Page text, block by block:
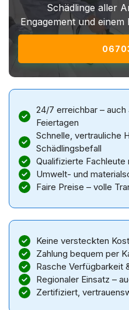
Schädlinge aller
Engagement und
24/7 erreichbar –
Feiertagen
Schnelle, vertrauliche
Schädlingsbefall
Qualifizierte Fachleute
Umwelt- und
Faire Preise – volle
Keine versteckten
Zahlung bequem per
Rasche Verfügbarkeit
Regionaler Einsatz –
Zertifiziert,